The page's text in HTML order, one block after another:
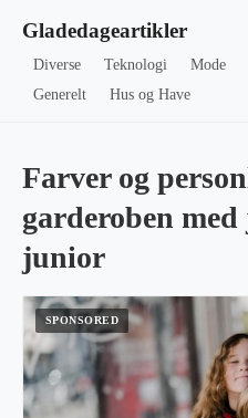
Gladedageartikler
Diverse Teknologi Mode
Generelt
Hus og Have
Farver og
garderoben
junior